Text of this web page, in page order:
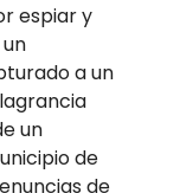
espiar y
a un
un
de
de